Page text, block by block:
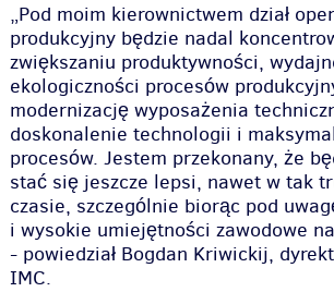
„Pod moim kierownictwem dział
produkcyjny będzie nadal
zwiększaniu produktywności,
ekologiczności procesów
modernizację wyposażenia
doskonalenie technologii i
procesów. Jestem przekonany, że
stać się jeszcze lepsi, nawet w tak
czasie, szczególnie biorąc pod
i wysokie umiejętności zawodowe
- powiedział Bogdan Kriwickij,
IMC.